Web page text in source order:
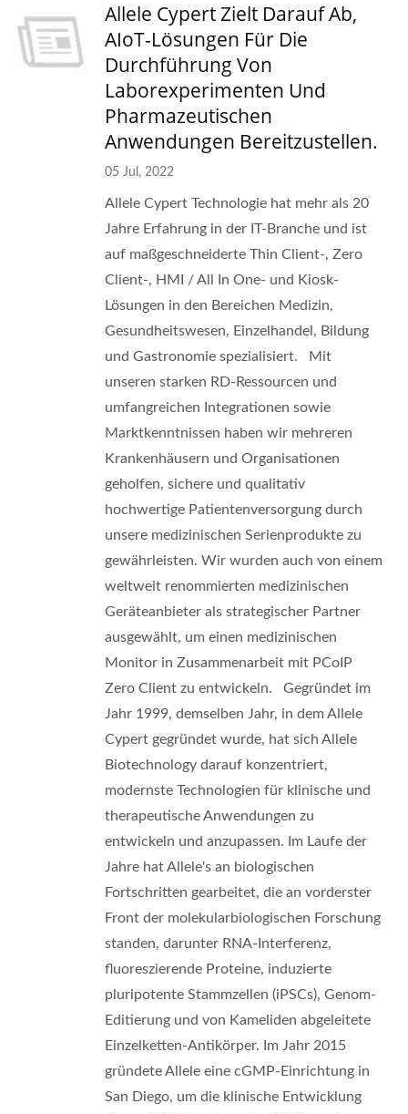
Allele Cypert Zielt Darauf Ab,
AIoT-Lösungen Für Die
Durchführung Von
Laborexperimenten Und
Pharmazeutischen
Anwendungen Bereitzustellen.
05 Jul, 2022
Allele Cypert Technologie hat mehr als 20
Jahre Erfahrung in der IT-Branche und ist
auf maßgeschneiderte Thin Client-, Zero
Client-, HMI / All In One- und Kiosk-
Lösungen in den Bereichen Medizin,
Gesundheitswesen, Einzelhandel, Bildung
und Gastronomie spezialisiert. Mit
unseren starken RD-Ressourcen und
umfangreichen Integrationen sowie
Marktkenntnissen haben wir mehreren
Krankenhäusern und Organisationen
geholfen, sichere und qualitativ
hochwertige Patientenversorgung durch
unsere medizinischen Serienprodukte zu
gewährleisten. Wir wurden auch von einem
weltweit renommierten medizinischen
Geräteanbieter als strategischer Partner
ausgewählt, um einen medizinischen
Monitor in Zusammenarbeit mit PCoIP
Zero Client zu entwickeln. Gegründet im
Jahr 1999, demselben Jahr, in dem Allele
Cypert gegründet wurde, hat sich Allele
Biotechnology darauf konzentriert,
modernste Technologien für klinische und
therapeutische Anwendungen zu
entwickeln und anzupassen. Im Laufe der
Jahre hat Allele's an biologischen
Fortschritten gearbeitet, die an vorderster
Front der molekularbiologischen Forschung
standen, darunter RNA-Interferenz,
fluoreszierende Proteine, induzierte
pluripotente Stammzellen (iPSCs), Genom-
Editierung und von Kameliden abgeleitete
Einzelketten-Antikörper. Im Jahr 2015
gründete Allele eine cGMP-Einrichtung in
San Diego, um die klinische Entwicklung